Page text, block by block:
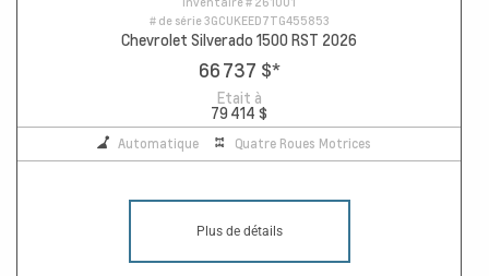
# de série3GCUKEED7TG455853
Chevrolet Silverado 1500 RST 2026
66 737 $*
Etait à
79 414 $
Automatique Quatre Roues Motrices
Plus de détails